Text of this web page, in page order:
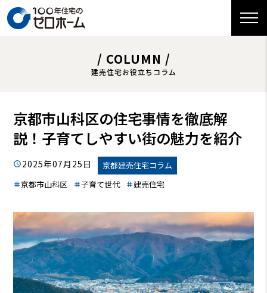
/ COLUMN /
建売住宅お役立ちコラム
京都市山科区の住宅事情を徹底解
説！子育てしやすい街の魅力を紹介
2025年07月25日
京都建売住宅コラム
京都市山科区
子育て世代 建売住宅